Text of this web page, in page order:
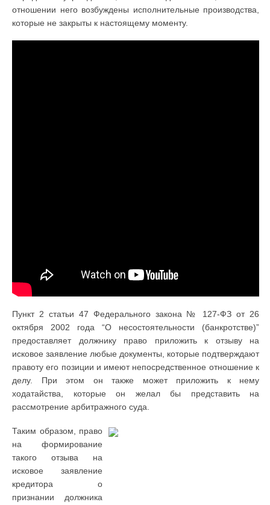
отношении него возбуждены исполнительные производства,
которые не закрыты к настоящему моменту.
Пункт 2 статьи 47 Федерального закона № 127-ФЗ от 26
октября 2002 года “О несостоятельности (банкротстве)”
предоставляет должнику право приложить к отзыву на
исковое заявление любые документы, которые подтверждают
правоту его позиции и имеют непосредственное отношение к
делу. При этом он также может приложить к нему
ходатайства, которые он желал бы представить на
рассмотрение арбитражного суда.
Таким образом, право
на формирование
такого отзыва на
исковое заявление
кредитора о
признании должника